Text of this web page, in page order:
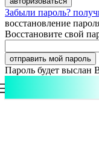
Забыли пароль?
восстановление
Восстановите свой
Пароль будет выслан